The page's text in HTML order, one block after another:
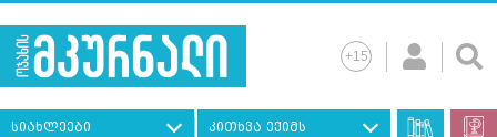
სიახლეები კითხვა ექიმს